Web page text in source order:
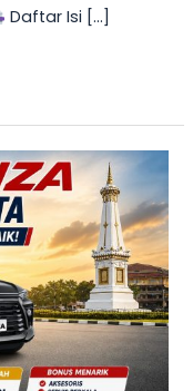
Daftar Isi […]